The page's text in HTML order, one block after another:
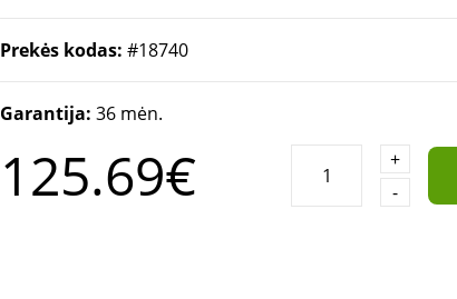
Prekės kodas: #18740
Garantija: 36 mėn.
125.69€
+
-